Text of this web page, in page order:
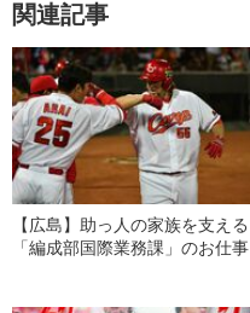
関連記事
【広島】助っ人の家族を支える
「編成部国際業務課」のお仕事